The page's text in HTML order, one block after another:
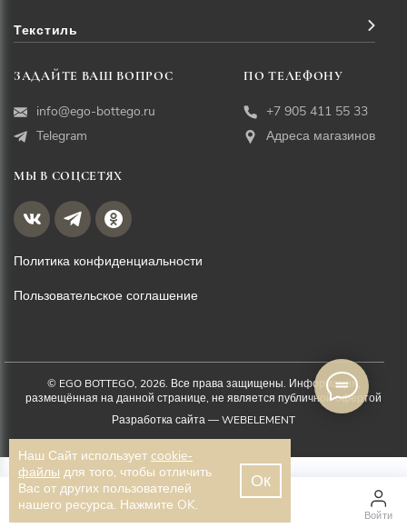
4 700 ₽ Войти
Текстиль
ЗАДАЙТЕ ВАШ ВОПРОС
info@ego-bottego.ru
Telegram
ПО ТЕЛЕФОНУ
+7 905 411 55 33
Адреса магазинов
МЫ В СОЦСЕТЯХ
Политика конфиденциальности
Пользовательское соглашение
© EGO BOTTEGO, 2026. Все права защищены. Информация,
размещённая на данной странице, не является публичной офертой
Разработка сайта —WEBELEMENT
Наш Сайт использует cookie-
файлы для того, чтобы отличить
Вас от других пользователей
нашего ресурса. Нажмите OK.
Ок